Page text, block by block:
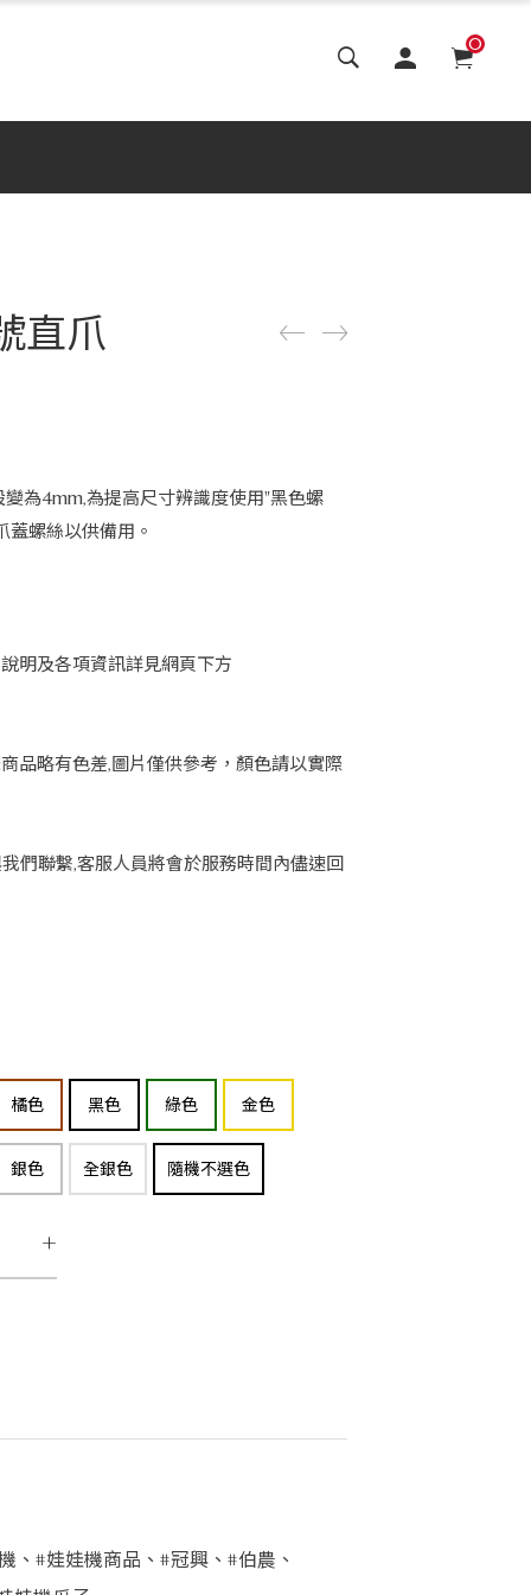
0
直爪
為4mm,為提高尺寸辨識度使用"黑色螺
蓋螺絲以供備用。
明及各項資訊詳見網頁下方
品略有色差,圖片僅供參考，顏色請以實際
們聯繫,客服人員將會於服務時間內儘速回
橘色 黑色 綠色 金色
銀色 全銀色 隨機不選色
+
、 #娃娃機商品 、 #冠興、 #伯農 、